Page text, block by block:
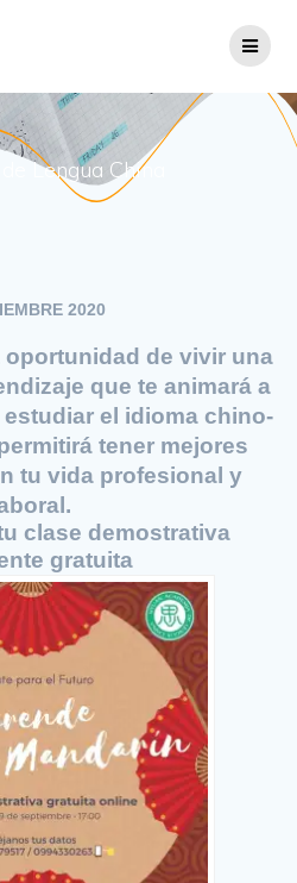
Lengua China
2020
oportunidad de vivir una
que te animará a
el idioma chino-
tener mejores
tu vida profesional y
clase demostrativa
gratuita